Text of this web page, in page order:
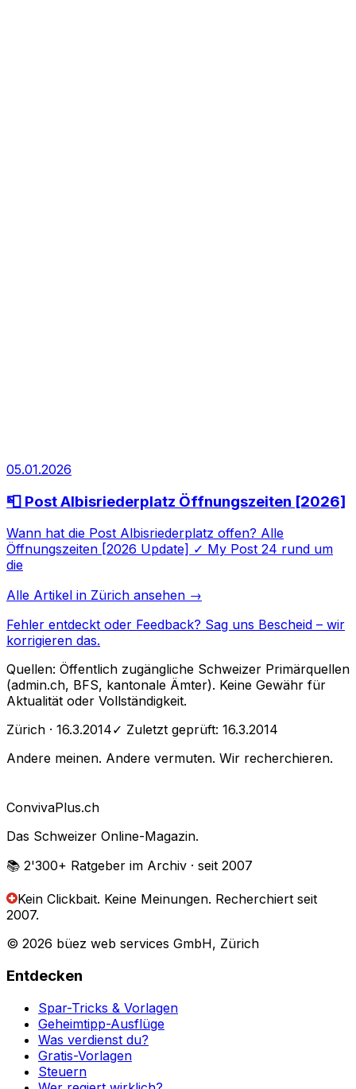
05.01.2026
📮 Post Albisriederplatz Öffnungszeiten [2026]
Wann hat die Post Albisriederplatz offen? Alle
Öffnungszeiten [2026 Update] ✓ My Post 24 rund um
die
Alle Artikel in Zürich ansehen →
Fehler entdeckt oder Feedback? Sag uns Bescheid – wir
korrigieren das.
Quellen: Öffentlich zugängliche Schweizer Primärquellen
(admin.ch, BFS, kantonale Ämter). Keine Gewähr für
Aktualität oder Vollständigkeit.
Zürich · 16.3.2014✓ Zuletzt geprüft: 16.3.2014
Andere meinen. Andere vermuten. Wir recherchieren.
ConvivaPlus.ch
Das Schweizer Online-Magazin.
📚 2'300+ Ratgeber im Archiv · seit 2007
Kein Clickbait. Keine Meinungen. Recherchiert seit
2007.
© 2026 büez web services GmbH, Zürich
Entdecken
Spar-Tricks & Vorlagen
Geheimtipp-Ausflüge
Was verdienst du?
Gratis-Vorlagen
Steuern